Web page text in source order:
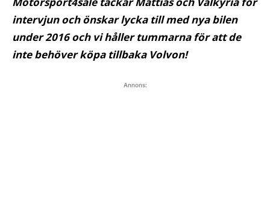
intervjun och önskar lycka till med nya bilen
under 2016 och vi håller tummarna för att de
inte behöver köpa tillbaka Volvon!
Annons: